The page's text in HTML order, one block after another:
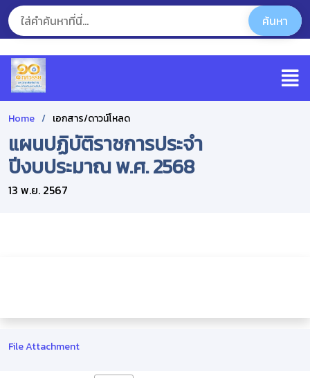
Home เอกสาร/ดาวน์โหลด
แผนปฏิบัติราชการประจำ
ปีงบประมาณ พ.ศ. 2568
13 พ.ย. 2567
File Attachment